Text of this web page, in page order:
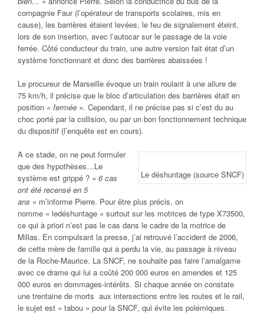
compagnie Faur (l’opérateur de transports scolaires, mis en
cause), les barrières étaient levées, le feu de signalement éteint,
lors de son insertion, avec l’autocar sur le passage de la voie
ferrée. Côté conducteur du train, une autre version fait état d’un
système fonctionnant et donc des barrières abaissées !
Le procureur de Marseille évoque un train roulant à une allure de
75 km/h, il précise que le bloc d’articulation des barrières était en
position « fermée ». Cependant, il ne précise pas si c’est du au
choc porté par la collision, ou par un bon fonctionnement technique
du dispositif (l’enquête est en cours).
Le déshuntage (source SNCF)
A ce stade, on ne peut formuler
que des hypothèses…Le
système est grippé ? « 6 cas
ont été recensé en 5
ans » m’informe Pierre. Pour être plus précis, on
nomme « ledéshuntage » surtout sur les motrices de type X73500,
ce qui à priori n’est pas le cas dans le cadre de la motrice de
Millas. En compulsant la presse, j’ai retrouvé l’accident de 2006,
de cette mère de famille qui a perdu la vie, au passage à niveau
de la Roche-Maurice. La SNCF, ne souhaite pas faire l’amalgame
avec ce drame qui lui a coûté 200 000 euros en amendes et 125
000 euros en dommages-intérêts. Si chaque année on constate
une trentaine de morts aux intersections entre les routes et le rail,
le sujet est « tabou » pour la SNCF, qui évite les polémiques.